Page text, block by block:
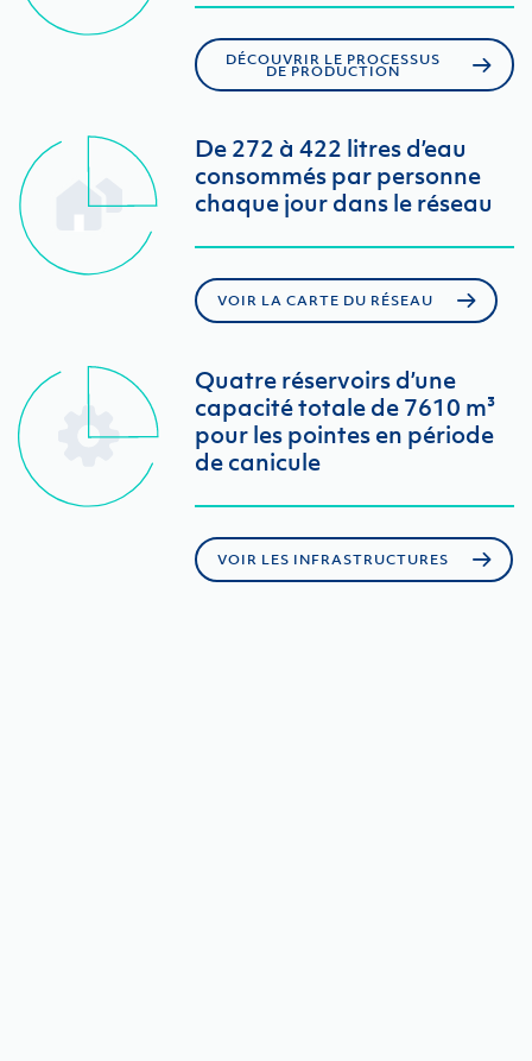
DÉCOUVRIR LE PROCESSUS
DE PRODUCTION
De 272 à 422 litres d’eau
consommés par personne
chaque jour dans le réseau
VOIR LA CARTE DU RÉSEAU
Quatre réservoirs d’une
capacité totale de 7610 m³
pour les pointes en période
de canicule
VOIR LES INFRASTRUCTURES